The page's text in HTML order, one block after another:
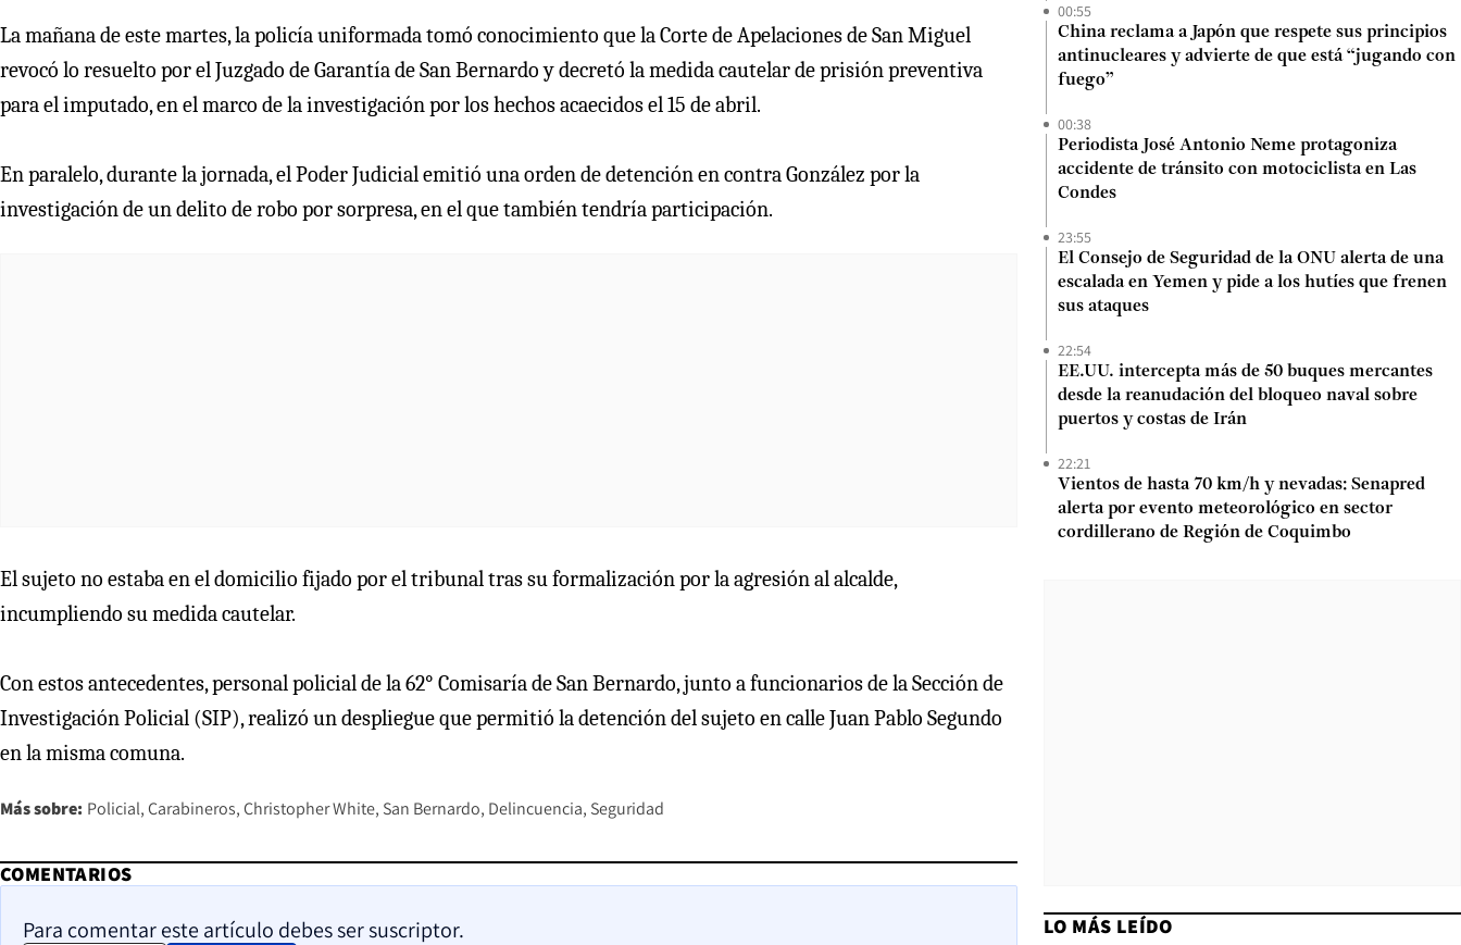
La mañana de este martes, la policía uniformada tomó conocimiento que la Corte de Apelaciones de San Miguel
revocó lo resuelto por el Juzgado de Garantía de San Bernardo y decretó la medida cautelar de prisión preventiva
para el imputado, en el marco de la investigación por los hechos acaecidos el 15 de abril.
En paralelo, durante la jornada, el Poder Judicial emitió una orden de detención en contra González por la
investigación de un delito de robo por sorpresa, en el que también tendría participación.
El sujeto no estaba en el domicilio fijado por el tribunal tras su formalización por la agresión al alcalde,
incumpliendo su medida cautelar.
Con estos antecedentes, personal policial de la 62° Comisaría de San Bernardo, junto a funcionarios de la Sección de
Investigación Policial (SIP), realizó un despliegue que permitió la detención del sujeto en calle Juan Pablo Segundo
en la misma comuna.
Más sobre: Policial Carabineros Christopher White San Bernardo Delincuencia Seguridad
COMENTARIOS
Para comentar este artículo debes ser suscriptor.
00:55
China reclama a Japón que respete sus principios
antinucleares y advierte de que está “jugando con
fuego”
00:38
Periodista José Antonio Neme protagoniza
accidente de tránsito con motociclista en Las
Condes
23:55
El Consejo de Seguridad de la ONU alerta de una
escalada en Yemen y pide a los hutíes que frenen
sus ataques
22:54
EE.UU. intercepta más de 50 buques mercantes
desde la reanudación del bloqueo naval sobre
puertos y costas de Irán
22:21
Vientos de hasta 70 km/h y nevadas: Senapred
alerta por evento meteorológico en sector
cordillerano de Región de Coquimbo
LO MÁS LEÍDO